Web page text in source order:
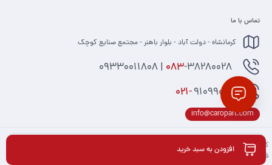
افزودن به سبد خرید
تماس با ما
کرمانشاه - دولت آباد - بلوار باهنر - مجتمع صنایع کوچک
-38280028 | 09330011808
021-91099074
info@caropart.com
کلیه حقوق مادی و معنوی برای کاروپارت محفوظ می باشد و هرگونه کپی برداری شامل پیگرد
قانونی می باشد.